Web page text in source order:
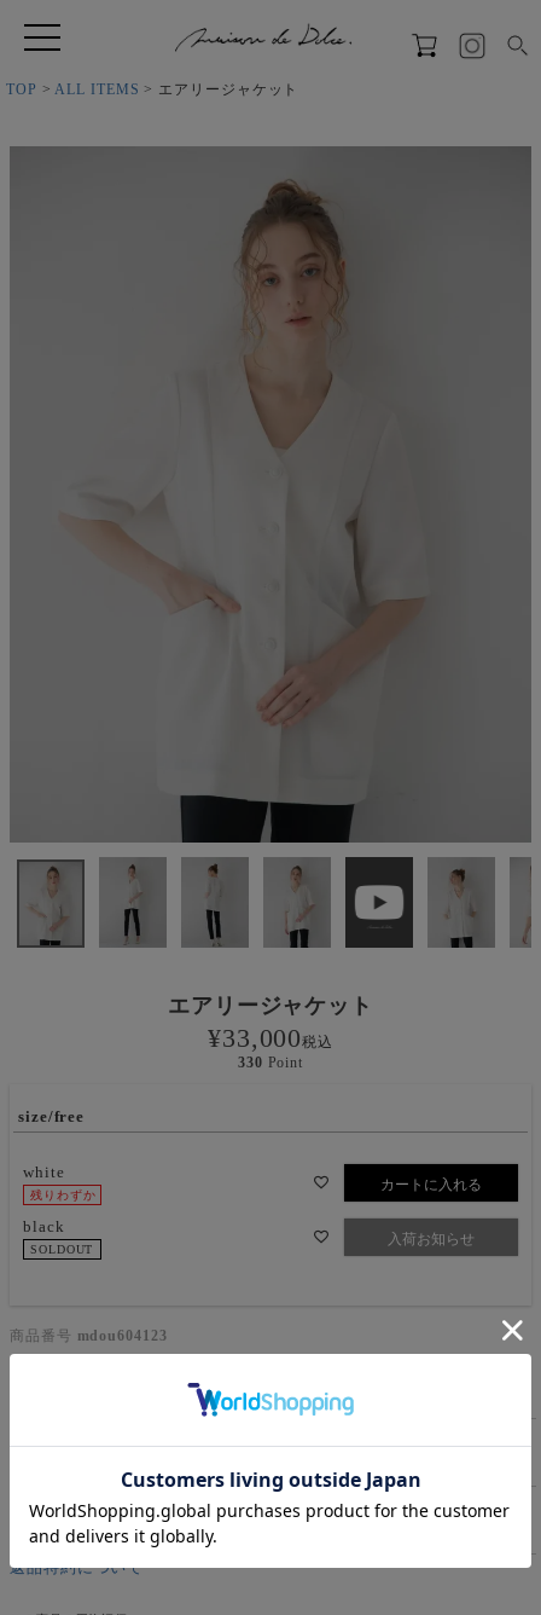
TOP ALL ITEMS エアリージャケット
エアリージャケット
¥33,000税込
330 Point
size/free
white
残りわずか
カートに入れる
black
SOLDOUT
入荷お知らせ
商品番号 mdou604123
サイズ詳細
返品特約について